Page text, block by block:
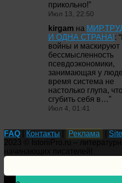
прикольно!”
Июл 13, 22:50
kirgam на
И ОДНА СТРАНА!: “
войны и маскируют
бессмысленность
псевдоэкономики,
занимающая у
время система не
настолько глупа,
сгубить себя в…”
Июл 4, 01:41
FAQ Контакты Реклама